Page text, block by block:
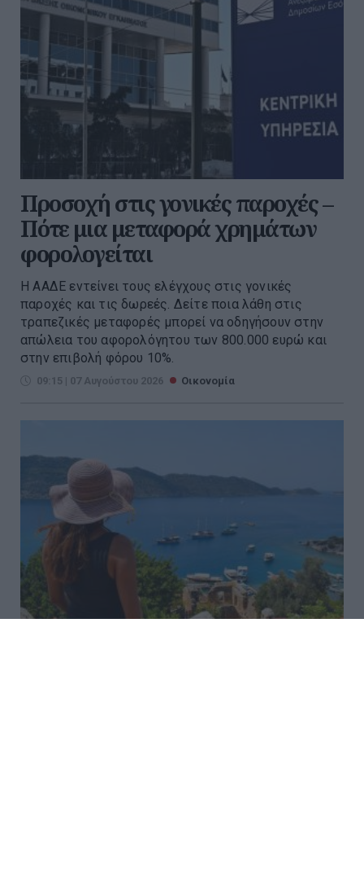
Προσοχή στις γονικές παροχές –
Πότε μια μεταφορά χρημάτων
φορολογείται
Η ΑΑΔΕ εντείνει τους ελέγχους στις γονικές
παροχές και τις δωρεές. Δείτε ποια λάθη στις
τραπεζικές μεταφορές μπορεί να οδηγήσουν στην
απώλεια του αφορολόγητου των 800.000 ευρώ και
στην επιβολή φόρου 10%.
09:15 | 07 Αυγούστου 2026 Οικονομία